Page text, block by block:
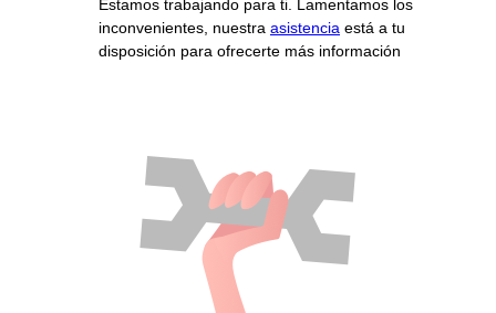
Estamos trabajando para ti. Lamentamos los
inconvenientes, nuestra asistencia está a tu
disposición para ofrecerte más información